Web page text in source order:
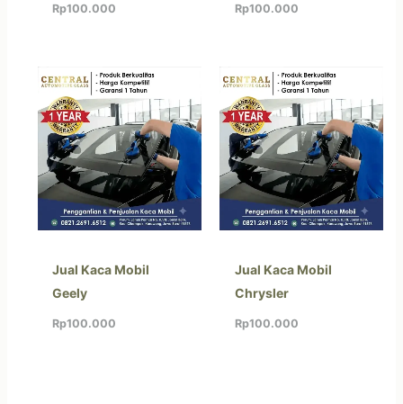
Rp100.000 Rp100.000
Jual Kaca Mobil
Geely
Rp100.000
Jual Kaca Mobil
Chrysler
Rp100.000